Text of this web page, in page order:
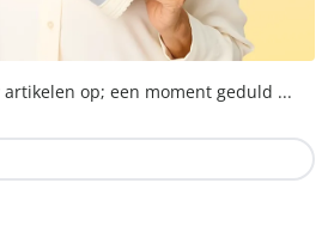
op; een moment geduld ...